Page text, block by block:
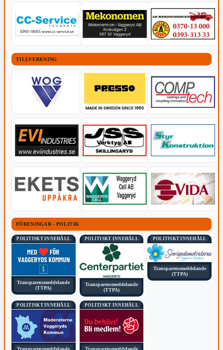
TILLVERKNING
FÖRENINGAR - POLITIK
POLITISKT INNEHÅLL
Transparensmeddelande
(TTPA)
POLITISKT INNEHÅLL
Transparensmeddelande
(TTPA)
POLITISKT INNEHÅLL
Transparensmeddelande
(TTPA)
POLITISKT INNEHÅLL
Transparensmeddelande
POLITISKT INNEHÅLL
Transparensmeddelande